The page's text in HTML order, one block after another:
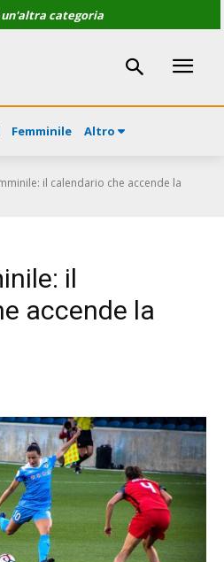
categoria
Femminile Altro
il calendario che accende la
il
accende la